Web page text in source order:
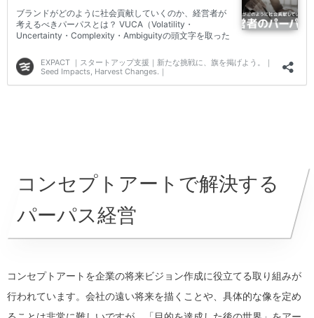
コンセプトアートで解決する
パーパス経営
コンセプトアートを企業の将来ビジョン作成に役立てる取り組みが
行われています。会社の遠い将来を描くことや、具体的な像を定め